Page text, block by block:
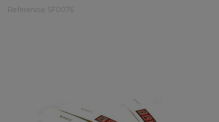
Referencia: 5F0076